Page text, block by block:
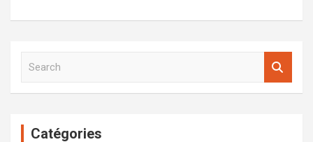
Catégories